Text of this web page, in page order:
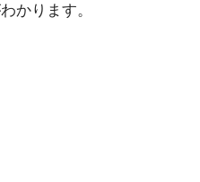
かります。